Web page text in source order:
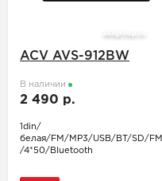
ACV AVS-912BW
В наличии
2 490 р.
1din/
белая/FM/MP3/USB/BT/SD/FM
/4*50/Bluetooth